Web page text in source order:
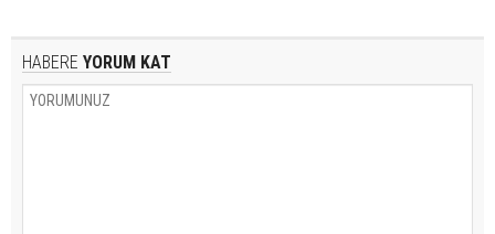
HABERE YORUM KAT